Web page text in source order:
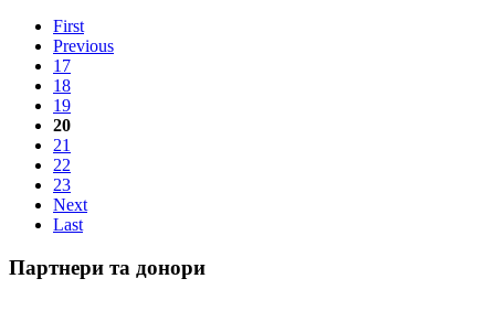
First
Previous
17
18
19
20
21
22
23
Next
Last
Партнери та донори